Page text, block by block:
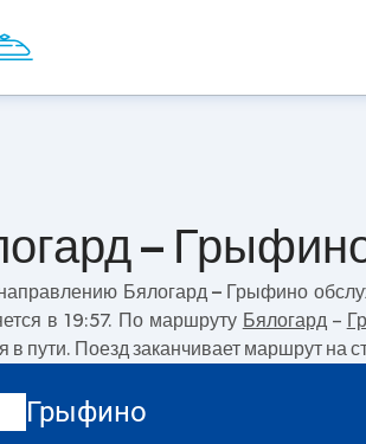
–
Бялогард – Грыфино
в 19:57. По маршруту Бялогард –
в пути. Поезд заканчивает маршрут на
Грыфино